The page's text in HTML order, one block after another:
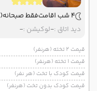
4 شب اقامت فقط صبحانه(BB)
دید اتاق :-لوکیشن :-
قیمت 2 تخته (هرنفر)
قیمت 1 تخته (هرنفر)
قیمت کودک با تخت (هر نفر)
قیمت کودک بدون تخت (هرنفر)